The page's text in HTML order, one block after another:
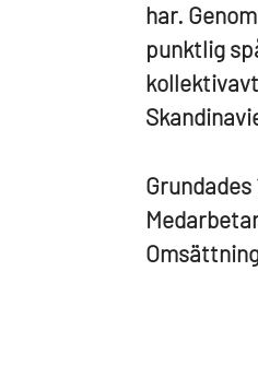
har.
punktlig
Grundades